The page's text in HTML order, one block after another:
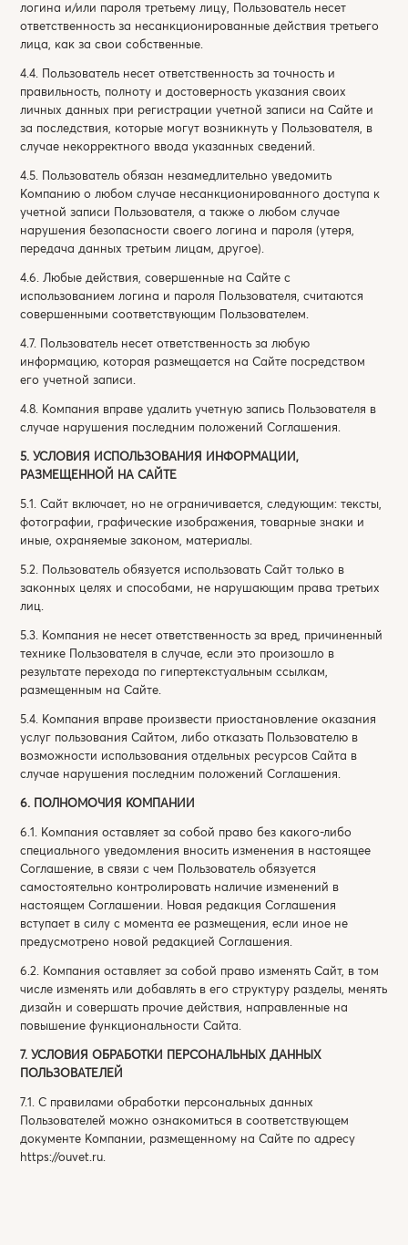
логина и/или пароля третьему лицу, Пользователь несет
ответственность за несанкционированные действия третьего
лица, как за свои собственные.
4.4. Пользователь несет ответственность за точность и
правильность, полноту и достоверность указания своих
личных данных при регистрации учетной записи на Сайте и
за последствия, которые могут возникнуть у Пользователя, в
случае некорректного ввода указанных сведений.
4.5. Пользователь обязан незамедлительно уведомить
Компанию о любом случае несанкционированного доступа к
учетной записи Пользователя, а также о любом случае
нарушения безопасности своего логина и пароля (утеря,
передача данных третьим лицам, другое).
4.6. Любые действия, совершенные на Сайте с
использованием логина и пароля Пользователя, считаются
совершенными соответствующим Пользователем.
4.7. Пользователь несет ответственность за любую
информацию, которая размещается на Сайте посредством
его учетной записи.
4.8. Компания вправе удалить учетную запись Пользователя в
случае нарушения последним положений Соглашения.
5. УСЛОВИЯ ИСПОЛЬЗОВАНИЯ ИНФОРМАЦИИ,
РАЗМЕЩЕННОЙ НА САЙТЕ
5.1. Сайт включает, но не ограничивается, следующим: тексты,
фотографии, графические изображения, товарные знаки и
иные, охраняемые законом, материалы.
5.2. Пользователь обязуется использовать Сайт только в
законных целях и способами, не нарушающим права третьих
лиц.
5.3. Компания не несет ответственность за вред, причиненный
технике Пользователя в случае, если это произошло в
результате перехода по гипертекстуальным ссылкам,
размещенным на Сайте.
5.4. Компания вправе произвести приостановление оказания
услуг пользования Сайтом, либо отказать Пользователю в
возможности использования отдельных ресурсов Сайта в
случае нарушения последним положений Соглашения.
6. ПОЛНОМОЧИЯ КОМПАНИИ
6.1. Компания оставляет за собой право без какого-либо
специального уведомления вносить изменения в настоящее
Cоглашение, в связи с чем Пользователь обязуется
самостоятельно контролировать наличие изменений в
настоящем Соглашении. Новая редакция Cоглашения
вступает в силу с момента ее размещения, если иное не
предусмотрено новой редакцией Соглашения.
6.2. Компания оставляет за собой право изменять Сайт, в том
числе изменять или добавлять в его структуру разделы, менять
дизайн и совершать прочие действия, направленные на
повышение функциональности Сайта.
7. УСЛОВИЯ ОБРАБОТКИ ПЕРСОНАЛЬНЫХ ДАННЫХ
ПОЛЬЗОВАТЕЛЕЙ
7.1. С правилами обработки персональных данных
Пользователей можно ознакомиться в соответствующем
документе Компании, размещенному на Сайте по адресу
https://ouvet.ru